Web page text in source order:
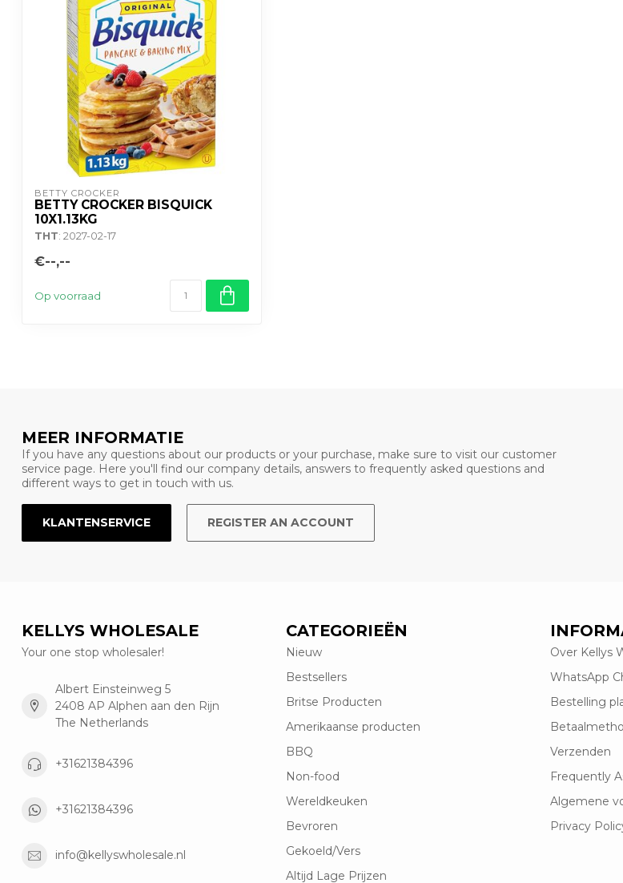
BETTY CROCKER
BETTY CROCKER BISQUICK
10X1.13KG
THT: 2027-02-17
€--,--
Op voorraad
MEER INFORMATIE
If you have any questions about our products or your purchase, make sure to visit our customer
service page. Here you'll find our company details, answers to frequently asked questions and
different ways to get in touch with us.
KLANTENSERVICE REGISTER AN ACCOUNT
KELLYS WHOLESALE
Your one stop wholesaler!
Albert Einsteinweg 5
2408 AP Alphen aan den Rijn
The Netherlands
+31621384396
+31621384396
info@kellyswholesale.nl
CATEGORIEËN
Nieuw
Bestsellers
Britse Producten
Amerikaanse producten
BBQ
Non-food
Wereldkeuken
Bevroren
Gekoeld/Vers
Altijd Lage Prijzen
Over Kellys
WhatsApp
Bestelling
Verzenden
Frequently
Algemene
Privacy